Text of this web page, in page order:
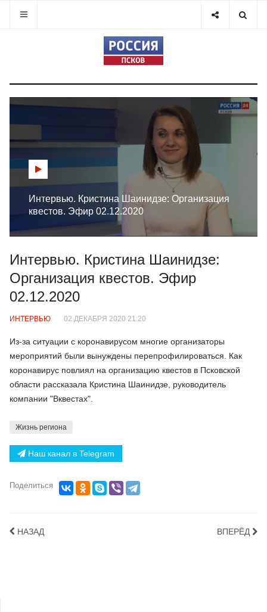
Интервью. Кристина Шаинидзе: Организация
квестов. Эфир 02.12.2020
Интервью. Кристина Шаинидзе:
Организация квестов. Эфир
02.12.2020
ИНТЕРВЬЮ 02 ДЕКАБРЯ 2020 21:20
Из-за ситуации с коронавирусом многие организаторы
мероприятий были вынуждены перепрофилироваться. Как
коронавирус повлиял на организацию квестов в Псковской
области рассказала Кристина Шаинидзе, руководитель
компании "Вквестах".
Жизнь региона
Наш канал в Telegram
Поделиться
НАЗАД ВПЕРЁД